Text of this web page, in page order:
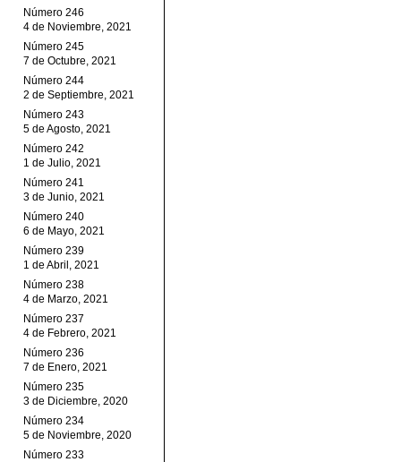
Número 246
4 de Noviembre, 2021
Número 245
7 de Octubre, 2021
Número 244
2 de Septiembre, 2021
Número 243
5 de Agosto, 2021
Número 242
1 de Julio, 2021
Número 241
3 de Junio, 2021
Número 240
6 de Mayo, 2021
Número 239
1 de Abril, 2021
Número 238
4 de Marzo, 2021
Número 237
4 de Febrero, 2021
Número 236
7 de Enero, 2021
Número 235
3 de Diciembre, 2020
Número 234
5 de Noviembre, 2020
Número 233